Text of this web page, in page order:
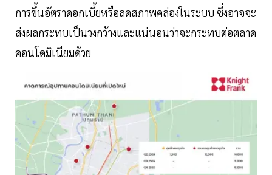
การขึ้นอัตราดอกเบี้ยหรือลดสภาพคล่องในระบบ ซึ่งอาจจะ
ส่งผลกระทบเป็นวงกว้างและแน่นอนว่าจะกระทบต่อตลาด
คอนโดมิเนียมด้วย